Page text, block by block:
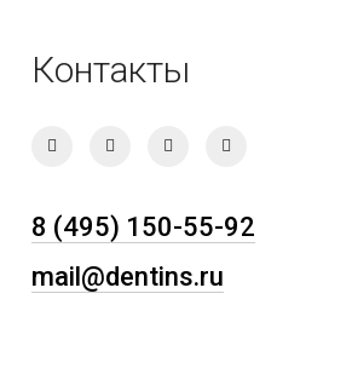
Контакты
8 (495) 150-55-92
mail@dentins.ru